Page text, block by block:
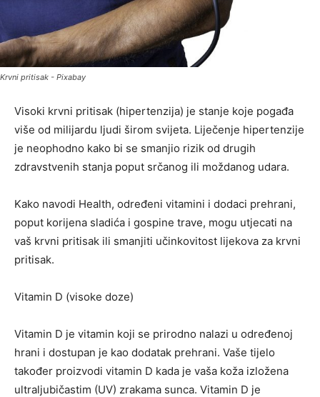
Krvni pritisak - Pixabay
Visoki krvni pritisak (hipertenzija) je stanje koje pogađa
više od milijardu ljudi širom svijeta. Liječenje hipertenzije
je neophodno kako bi se smanjio rizik od drugih
zdravstvenih stanja poput srčanog ili moždanog udara.
Kako navodi Health, određeni vitamini i dodaci prehrani,
poput korijena sladića i gospine trave, mogu utjecati na
vaš krvni pritisak ili smanjiti učinkovitost lijekova za krvni
pritisak.
Vitamin D (visoke doze)
Vitamin D je vitamin koji se prirodno nalazi u određenoj
hrani i dostupan je kao dodatak prehrani. Vaše tijelo
također proizvodi vitamin D kada je vaša koža izložena
ultraljubičastim (UV) zrakama sunca. Vitamin D je